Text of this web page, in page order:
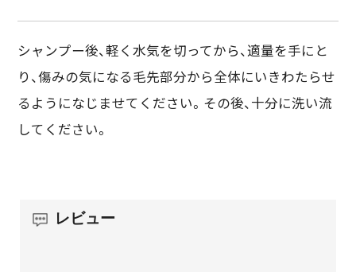
シャンプー後、軽く水気を切ってから、適量を手にと
り、傷みの気になる毛先部分から全体にいきわたらせ
るようになじませてください。その後、十分に洗い流
してください。
レビュー